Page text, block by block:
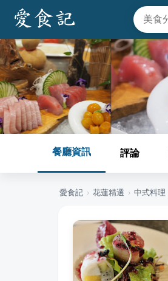
餐廳資訊 評論
愛食記 › 花蓮精選 › 中式料理